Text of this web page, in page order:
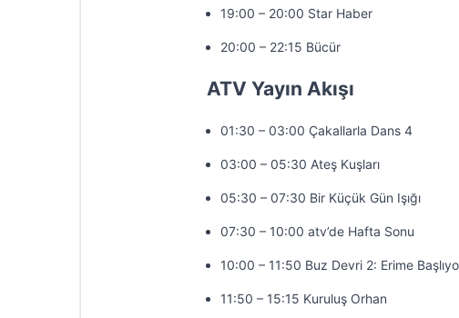
19:00 – 20:00 Star Haber
20:00 – 22:15 Bücür
ATV Yayın Akışı
01:30 – 03:00 Çakallarla Dans 4
03:00 – 05:30 Ateş Kuşları
05:30 – 07:30 Bir Küçük Gün Işığı
07:30 – 10:00 atv’de Hafta Sonu
10:00 – 11:50 Buz Devri 2: Erime
11:50 – 15:15 Kuruluş Orhan